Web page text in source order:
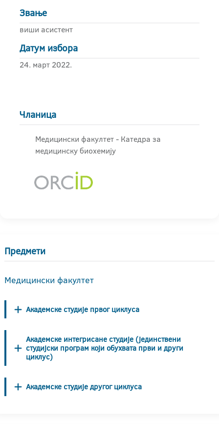
Звање
виши асистент
Датум избора
24. март 2022.
Чланица
Медицински факултет - Катедра за
медицинску биохемију
Предмети
Медицински факултет
Академске студије првог циклуса
Академске интегрисане студије (јединствени
студијски програм који обухвата први и други
циклус)
Академске студије другог циклуса